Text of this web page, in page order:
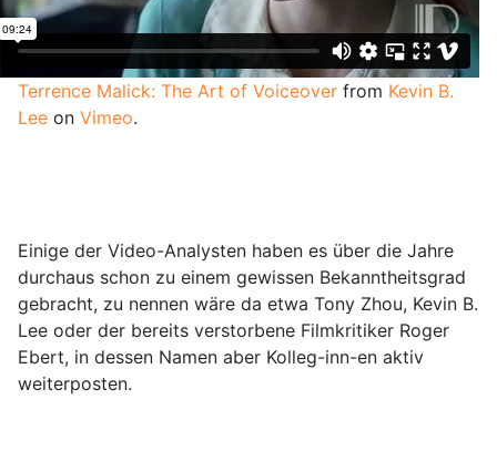
Terrence Malick: The Art of Voiceover from Kevin B.
Lee on Vimeo.
Einige der Video-Analysten haben es über die Jahre
durchaus schon zu einem gewissen Bekanntheitsgrad
gebracht, zu nennen wäre da etwa Tony Zhou, Kevin B.
Lee oder der bereits verstorbene Filmkritiker Roger
Ebert, in dessen Namen aber Kolleg-inn-en aktiv
weiterposten.